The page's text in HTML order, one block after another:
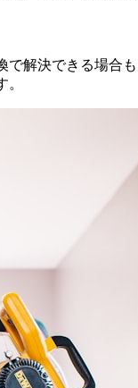
解決できる場合